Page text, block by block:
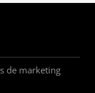
de marketing